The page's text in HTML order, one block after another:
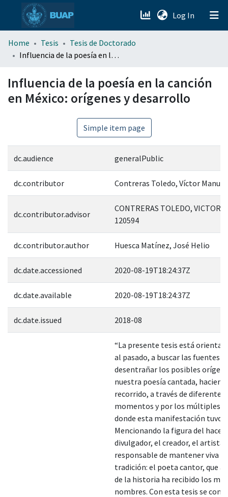
Log In (current)
menu.section.about_menu
Home Tesis
Tesis de Doctorado
Influencia de la poesía en la canción en México: orígenes y desarrollo
Influencia de la poesía en la canción
en México: orígenes y desarrollo
Simple item page
dc.audience generalPublic
dc.contributor Contreras Toledo, Víctor Manuel
dc.contributor.advisor
CONTRERAS TOLEDO, VICTOR
120594
dc.contributor.author Huesca Matínez, José Helio
dc.date.accessioned 2020-08-19T18:24:37Z
dc.date.available 2020-08-19T18:24:37Z
dc.date.issued 2018-08
“La presente tesis está
al pasado, a buscar las fuentes y
desentrañar los posibles
nuestra poesía cantada,
recorrido, a través de diferentes
momentos y por los múltiples
donde esta manifestación tuvo
Mencionando la figura del
divulgador, el creador, el artista,
responsable de mantener viva
tradición: el poeta cantor, que a
de la historia ha recibido los
nombres. Con esta tesis se